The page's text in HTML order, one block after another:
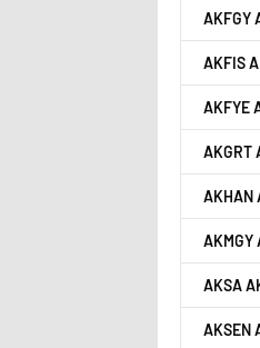
AKFGY
AKFIS
AKFYE
AKGRT
AKHAN
AKMGY
AKSA
AKSEN